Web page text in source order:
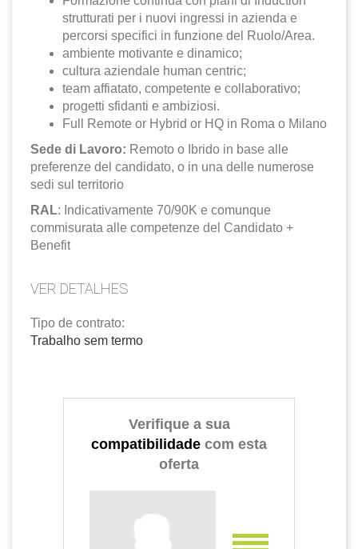
strutturati per i nuovi ingressi in azienda e
percorsi specifici in funzione del Ruolo/Area.
ambiente motivante e dinamico;
cultura aziendale human centric;
team affiatato, competente e collaborativo;
progetti sfidanti e ambiziosi.
Full Remote or Hybrid or HQ in Roma o Milano
Sede di Lavoro: Remoto o Ibrido in base alle
preferenze del candidato, o in una delle numerose
sedi sul territorio
RAL: Indicativamente 70/90K e comunque
commisurata alle competenze del Candidato +
Benefit
VER DETALHES
Tipo de contrato:
Trabalho sem termo
Verifique a sua
compatibilidade com esta
oferta